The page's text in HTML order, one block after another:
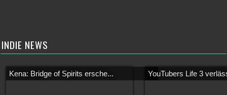
INDIE NEWS
Kena: Bridge of Spirits ersche... YouTubers Life 3